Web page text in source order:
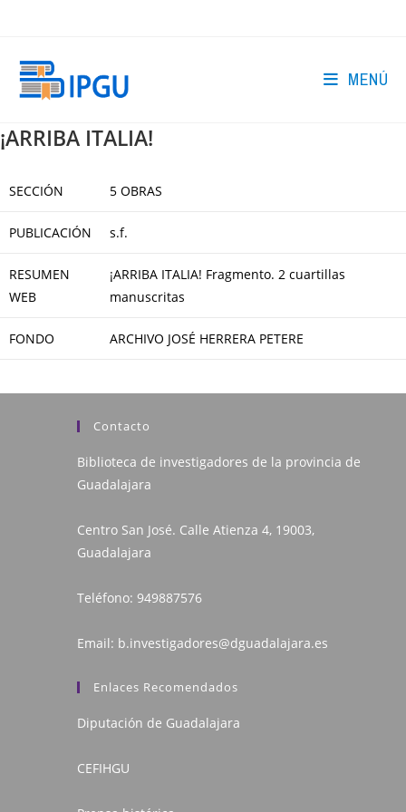
MENÚ
¡ARRIBA ITALIA!
SECCIÓN 5 OBRAS
PUBLICACIÓN s.f.
RESUMEN
WEB
¡ARRIBA ITALIA! Fragmento. 2 cuartillas
manuscritas
FONDO ARCHIVO JOSÉ HERRERA PETERE
Contacto
Biblioteca de investigadores de la provincia de
Guadalajara
Centro San José. Calle Atienza 4, 19003,
Guadalajara
Teléfono: 949887576
Email: b.investigadores@dguadalajara.es
Enlaces Recomendados
Diputación de Guadalajara
CEFIHGU